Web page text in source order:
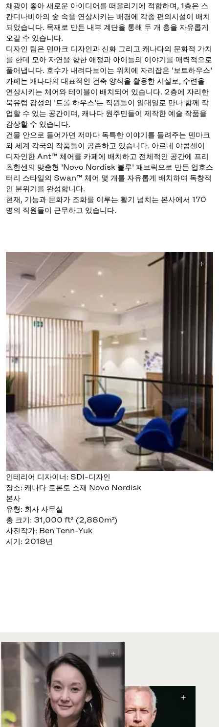
채광이 좋아 새로운 아이디어를 떠올리기에 적합하며, 1층은 스
칸디나비아의 숲 속을 연상시키는 배경에 각종 편의시설이 배치
되었습니다. 목재로 만든 내부 계단을 통해 두 개 층을 자유롭게
오갈 수 있습니다.
디자인 팀은 덴마크 디자인과 신화 그리고 캐나다의 문화적 가치
를 한데 모아 자연을 향한 애정과 아이들의 이야기를 매력적으로
풀어냅니다. 호수가 내려다보이는 위치에 자리잡은 '보트하우스'
카페는 캐나다의 대표적인 건축 양식을 활용한 시설로, 수련을
연상시키는 체어와 테이블이 배치되어 있습니다. 2층에 자리한
북유럽 감성의 '트롤 하우스'는 직원들이 일대일로 만나 함께 작
업할 수 있는 공간이며, 캐나다 원주민들이 제작한 예술 작품을
감상할 수 있습니다.
건물 안으로 들어가면 저마다 독특한 이야기를 들려주는 덴마크
와 세계 각국의 작품들이 공존하고 있습니다. 아르네 야콥센이
디자인한 Ant™ 체어를 카페에 배치하고 전체적인 공간에 프리
츠한센의 맞춤형 'Novo Nordisk 블루' 패브릭으로 만든 업호스
터리 스타일의 Swan™ 체어 몇 개를 자유롭게 배치하여 독창적
인 분위기를 완성합니다.
현재, 기능과 문화가 조화를 이루는 활기 넘치는 본사에서 170
인테리어 디자이너: SDI-디자인
장소: 캐나다 토론토 소재 Novo Nordisk
본사
유형: 회사 사무실
총 크기: 31,000 ft² (2,880m²)
사진작가: Ben Tenn-Yuk
시기: 2018년